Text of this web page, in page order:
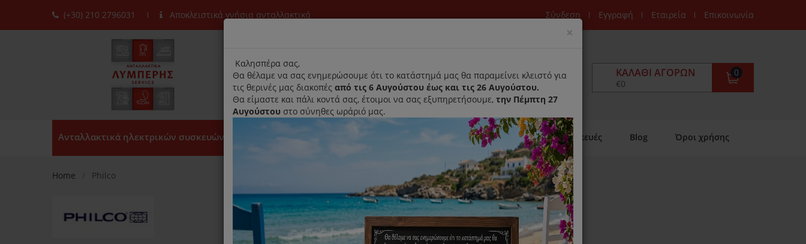
(+30) 210 2796031 Αποκλειστικά γνήσια ανταλλακτικά Σύνδεση Εγγραφή Εταιρεία Επικοινωνία
ΚΑΛΆΘΙ ΑΓΟΡΏΝ
0
€0
Ανταλλακτικά ηλεκτρικών συσκευών Αρχική Παραλαβή- Παράδοση Κατ'οικον Επισκευές Blog Όροι χρήσης
Home Philco
× Close
title
Καλησπέρα σας,
Θα θέλαμε να σας ενημερώσουμε ότι το κατάστημά μας θα παραμείνει κλειστό για
τις θερινές μας διακοπές από τις 6 Αυγούστου έως και τις 26 Αυγούστου.
Θα είμαστε και πάλι κοντά σας, έτοιμοι να σας εξυπηρετήσουμε, την Πέμπτη 27
Αυγούστου στο σύνηθες ωράριό μας.